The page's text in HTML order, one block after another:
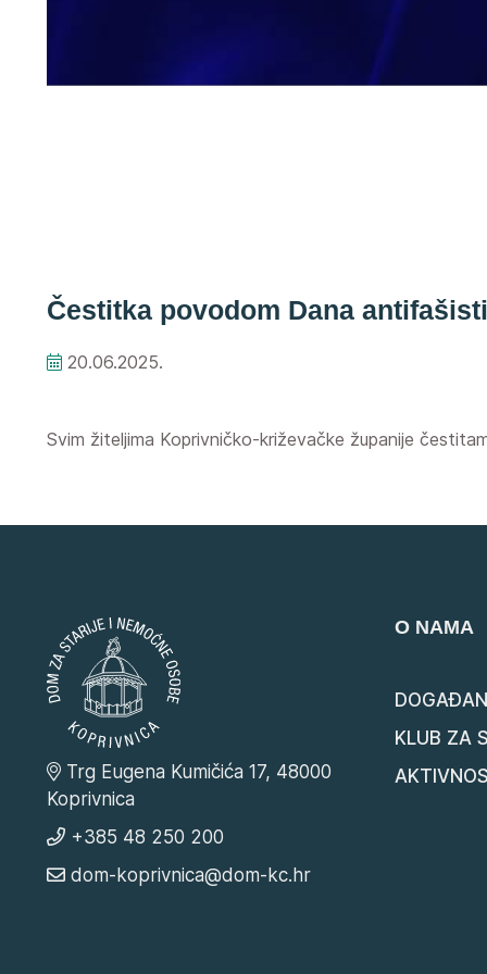
Čestitka povodom Dana
20.06.2025.
Svim žiteljima Koprivničko-križevačke županije
Trg Eugena Kumičića 17, 48000
Koprivnica
+385 48 250 200
dom-koprivnica@dom-kc.hr
O NAMA
KLUB ZA